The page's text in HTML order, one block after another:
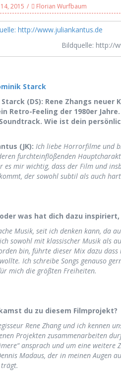
2015 Florian Wurfbaum
Bildquelle: http://
Starck
(DS): Rene Zhangs
Retro-Feeling der 1980er
Wie ist dein
(JK): Ich liebe Horrorfilme und
furchteinflößenden
es mir wichtig, dass der Film und
der sowohl subtil als auch
oder was hat dich dazu
Musik, seit ich denken kann, da
sowohl mit klassischer Musik als
bin, führte dieser Mix dazu
Ich schreibe Songs genauso
mich die größten Freiheiten.
du zu diesem Filmprojekt?
Rene Zhang und ich kennen
Projekten zusammenarbeiten
ansprach und um eine weitere
Madaus, der in meinen Augen